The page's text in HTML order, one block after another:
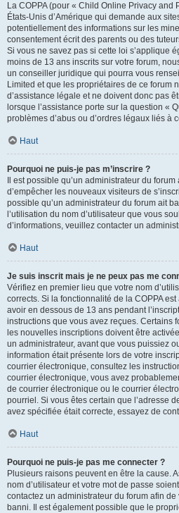
La COPPA (pour « Child Online Privacy and
États-Unis d’Amérique qui demande aux
potentiellement des informations sur les
consentement écrit des parents ou des
Si vous ne savez pas si cette loi s’applique
moins de 13 ans inscrits sur votre forum,
un conseiller juridique qui pourra vous
Limited et que les propriétaires de ce forum
d’assistance légale et ne doivent donc pas
lorsque l’assistance porte sur la question «
problèmes d’abus ou d’ordres légaux liés à
Haut
Pourquoi ne puis-je pas m’inscrire ?
Il est possible qu’un administrateur du
d’empêcher les nouveaux visiteurs de
possible qu’un administrateur du forum ait
l’utilisation du nom d’utilisateur que vous
d’informations, veuillez contacter un
Haut
Je suis inscrit mais je ne peux pas me
Vérifiez en premier lieu que votre nom
corrects. Si la fonctionnalité de la COPPA
avoir en dessous de 13 ans pendant
instructions que vous avez reçues. Certains
les nouvelles inscriptions doivent être
un administrateur, avant que vous puissiez
information était présente lors de votre
courrier électronique, consultez les
courrier électronique, vous avez
de courrier électronique ou le courrier
pourriel. Si vous êtes certain que l’adresse
avez spécifiée était correcte, essayez de
Haut
Pourquoi ne puis-je pas me connecter ?
Plusieurs raisons peuvent en être la cause.
nom d’utilisateur et votre mot de passe
contactez un administrateur du forum afin
banni. Il est également possible que le